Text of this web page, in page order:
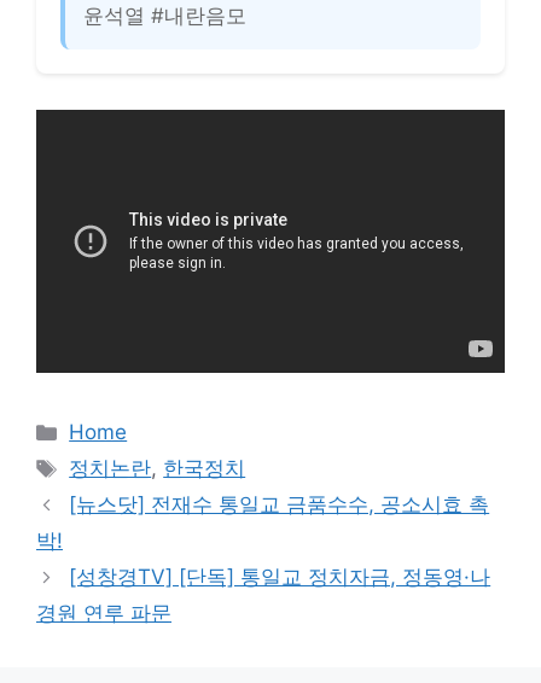
윤석열 #내란음모
카
테
리
Home
태
그
정치논란, 한국정치
[뉴스닷] 전재수 통일교 금품수수, 공소시효 촉
박!
[성창경TV] [단독] 통일교 정치자금, 정동영·나
경원 연루 파문